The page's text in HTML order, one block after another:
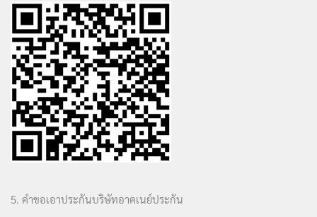
5. คำขอเอาประกันบริษัทอาคเนย์ประกัน